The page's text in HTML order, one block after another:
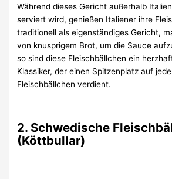
Während dieses Gericht außerhalb
serviert wird, genießen Italiener ihre
traditionell als eigenständiges Gericht,
von knusprigem Brot, um die Sauce
so sind diese Fleischbällchen ein
Klassiker, der einen Spitzenplatz auf
Fleischbällchen verdient.
2. Schwedische
(Köttbullar)